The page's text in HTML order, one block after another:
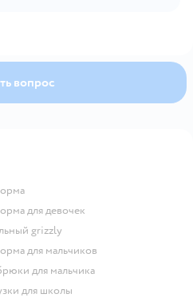
вопрос
для девочек
grizzly
для мальчиков
для мальчика
для школы